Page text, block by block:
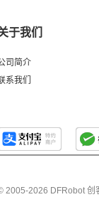
于我们
司简介
系我们
2005-2026 DFRobot 创